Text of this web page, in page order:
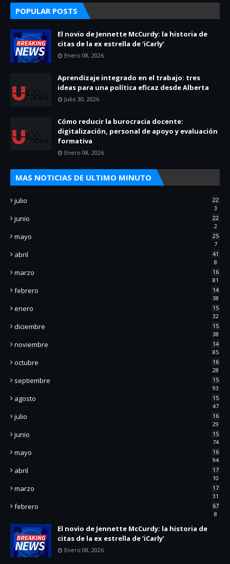
POPULAR POSTS
El novio de Jennette McCurdy: la historia de
citas de la ex estrella de ‘iCarly’
Enero 08, 2026
Aprendizaje integrado en el trabajo: tres
ideas para una política eficaz desde Alberta
Julio 30, 2026
Cómo reducir la burocracia docente:
digitalización, personal de apoyo y evaluación
formativa
Enero 08, 2026
MAS NOTICIAS DE ULTIMO MINUTO
julio
22
3
junio
22
2
mayo
25
7
abril
41
8
marzo
16
81
febrero
14
38
enero
15
32
diciembre
15
38
noviembre
14
85
octubre
16
28
septiembre
15
93
agosto
15
47
julio
16
29
junio
15
74
mayo
16
94
abril
17
10
marzo
17
31
febrero
67
8
El novio de Jennette McCurdy: la historia de
citas de la ex estrella de ‘iCarly’
Enero 08, 2026